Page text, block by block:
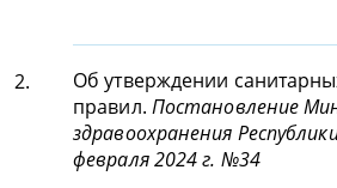
2.
Об утверждении
правил. Постановление
здравоохранения
февраля 2024 г. №34